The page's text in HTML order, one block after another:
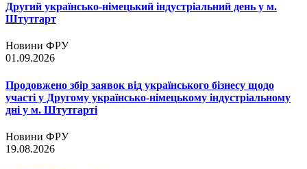
Другий українсько-німецький індустріальний день у м.
Штутгарт
Новини ФРУ
01.09.2026
Продовжено збір заявок від українського бізнесу щодо
участі у Другому українсько-німецькому індустріальному
дні у м. Штутгарті
Новини ФРУ
19.08.2026